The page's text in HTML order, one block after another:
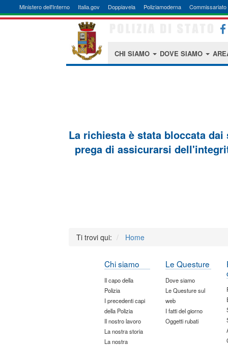
Ministero dell'Interno Italia.gov Doppiavela Poliziamoderna Commissariato
CHI SIAMO DOVE SIAMO
La richiesta è stata bloccata
prega di assicurarsi
Ti trovi qui: Home
Chi siamo
Il capo della
Polizia
I precedenti capi
della Polizia
Il nostro lavoro
La nostra storia
La nostra
Le Questure
Dove siamo
Le Questure sul
web
I fatti del giorno
Oggetti rubati